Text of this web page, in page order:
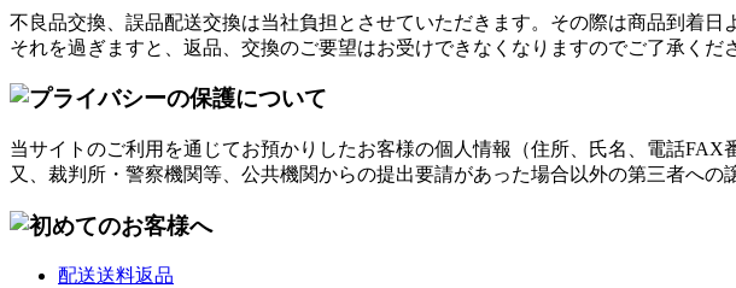
不良品交換、誤品配送交換は当社負担とさせていただきます。その際は商品到着日
それを過ぎますと、返品、交換のご要望はお受けできなくなりますのでご了承くだ
当サイトのご利用を通じてお預かりしたお客様の個人情報（住所、氏名、電話
又、裁判所・警察機関等、公共機関からの提出要請があった場合以外の第三者への
配送送料返品